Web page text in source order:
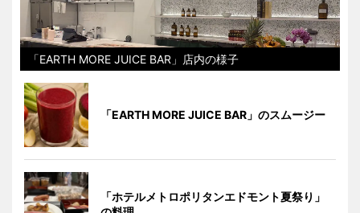
「EARTH MORE JUICE BAR」店内の様子
「EARTH MORE JUICE BAR」のスムージー
「ホテルメトロポリタンエドモント夏祭り」